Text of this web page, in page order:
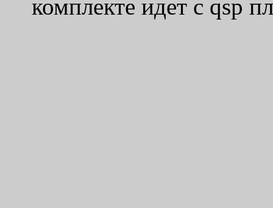
комплекте идет с qsp